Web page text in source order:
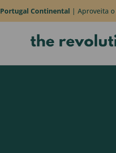
Portugal Continental | Aproveita o